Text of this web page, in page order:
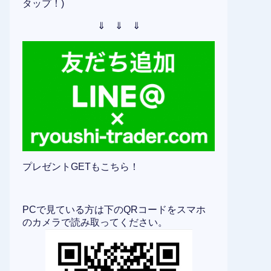
タップ！)
⇓ ⇓ ⇓
プレゼントGETもこちら！
PCで見ている方は下のQRコードをスマホ
のカメラで読み取ってください。